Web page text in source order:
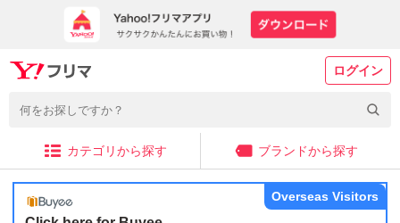
ログイン
カテゴリから探す ブランドから探す
Overseas Visitors